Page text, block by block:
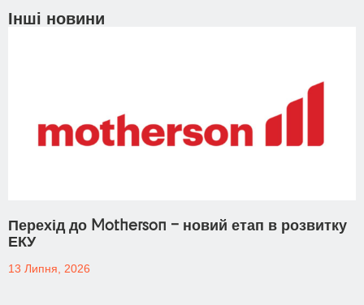
Інші новини
Перехід до Motherson – новий етап в розвитку
ЕКУ
13 Липня, 2026